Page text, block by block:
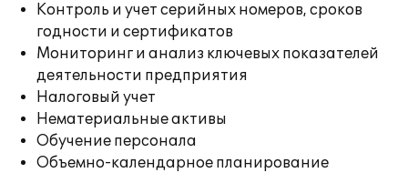
Контроль и учет серийных номеров, сроков
годности и сертификатов
Мониторинг и анализ ключевых показателей
деятельности предприятия
Налоговый учет
Нематериальные активы
Обучение персонала
Объемно-календарное планирование